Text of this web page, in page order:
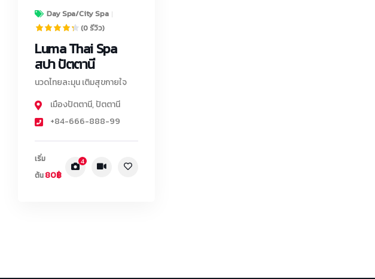
Day Spa/City Spa
(0 รีวิว)
Luma Thai Spa
สปา ปัตตานี
นวดไทยละมุน เติมสุขกายใจ
เมืองปัตตานี,ปัตตานี
+84-666-888-99
เริ่ม
ต้น80฿
4